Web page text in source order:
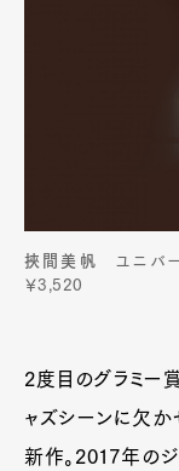
挾間美帆
ユニバ
￥3,520
2度目のグラミー
ャズシーンに欠
新作。2017年の